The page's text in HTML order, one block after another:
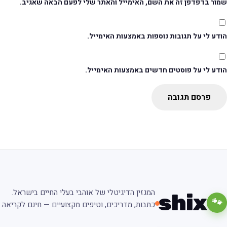
בדפדפן זה את השם, האימייל והאתר שלי לפעם הבאה שאגיב.
לי על תגובות נוספות באמצעות האימייל.
לי על פוסטים חדשים באמצעות האימייל.
פרסם תגובה
🐾
shix
המגזין הדיגיטלי של אוהבי בעלי החיים בישראל.
כתבות, מדריכים, וטיפים מקצועיים — חינם לקריאה.